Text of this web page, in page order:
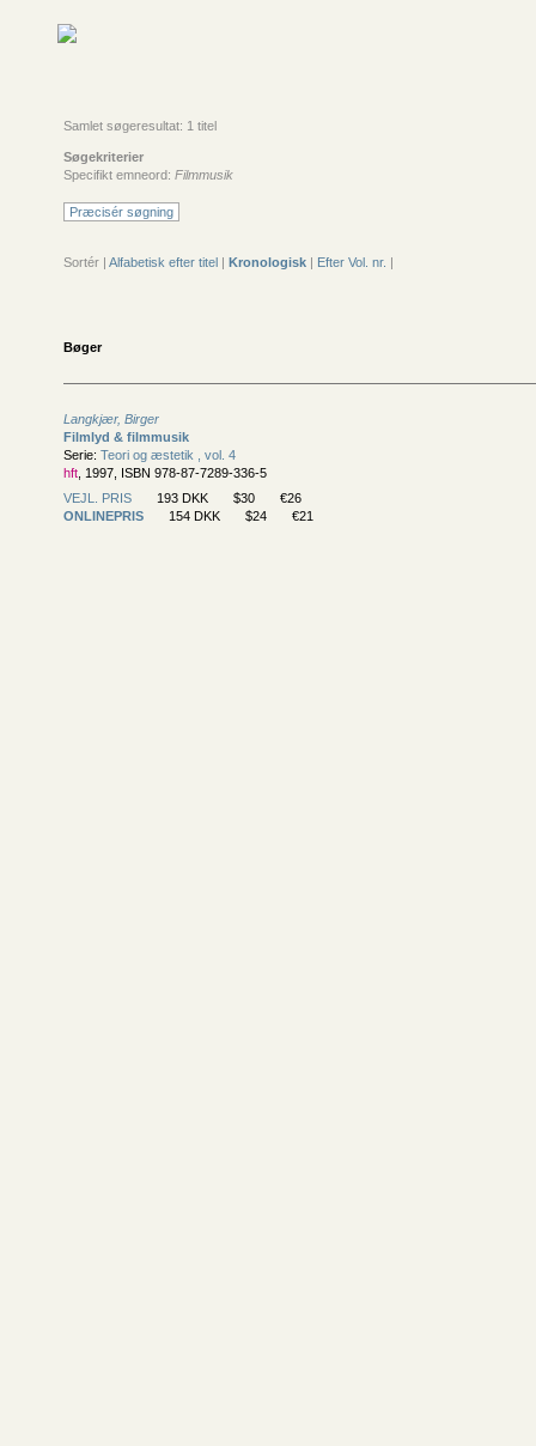
Samlet søgeresultat: 1 titel
Søgekriterier
Specifikt emneord: Filmmusik
Præcisér søgning
Sortér | Alfabetisk efter titel | Kronologisk | Efter Vol. nr. |
Bøger
Langkjær, Birger
Filmlyd & filmmusik
Serie: Teori og æstetik , vol. 4
hft , 1997, ISBN 978-87-7289-336-5
VEJL. PRIS
193 DKK $30
€26
ONLINEPRIS
154 DKK $24 €21